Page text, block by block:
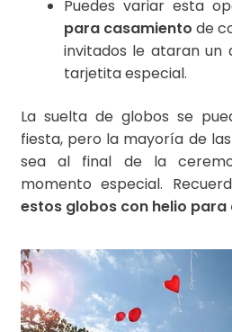
Puedes variar esta
para casamiento de
invitados le ataran un
tarjetita especial.
La suelta de globos se
fiesta, pero la mayoría de
sea al final de la
momento especial.
estos globos con helio para